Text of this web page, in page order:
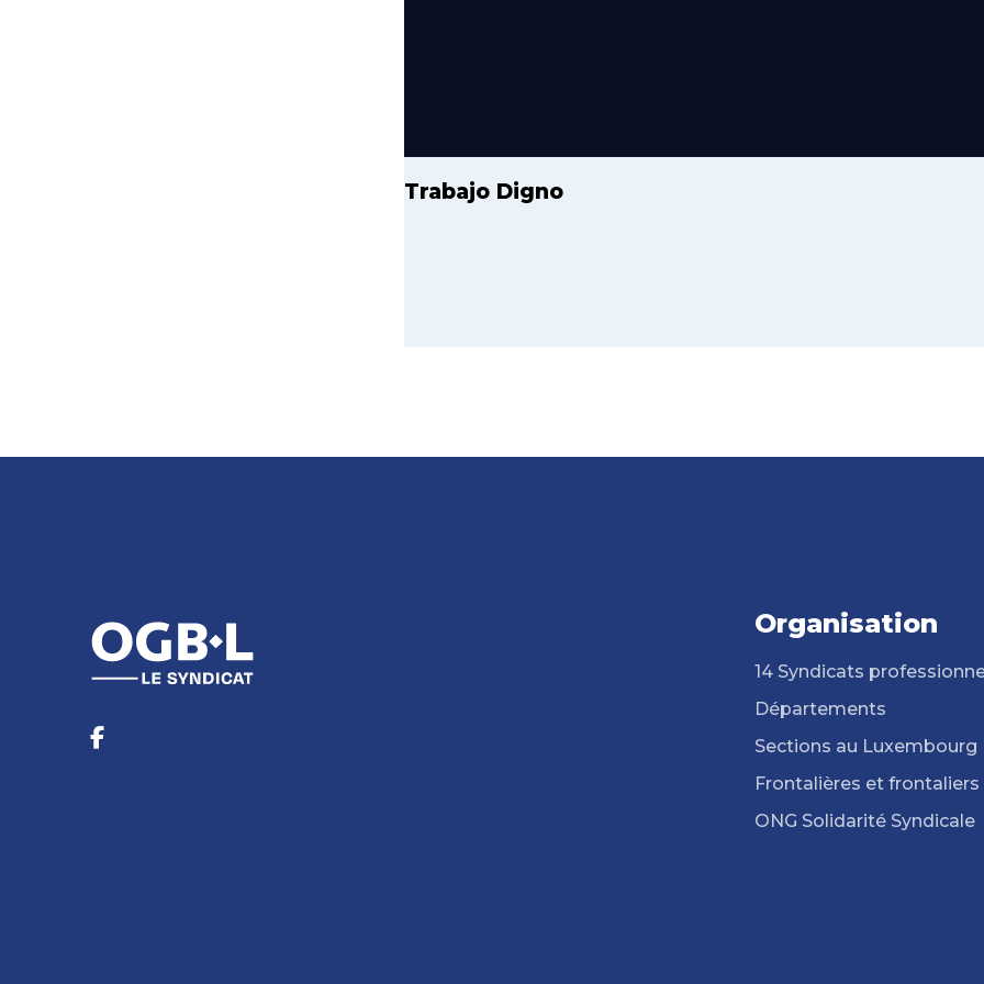
Trabajo Digno
Organisation
14 Syndicats
Départements
Sections au Luxembourg
Frontalières et frontaliers
ONG Solidarité Syndicale